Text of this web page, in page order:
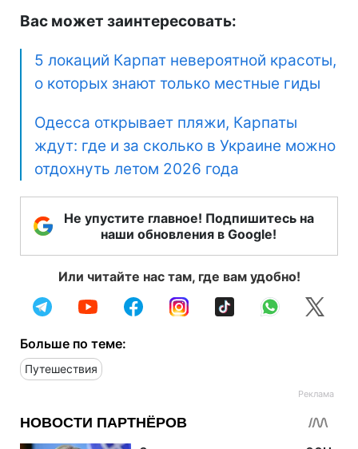
Вас может заинтересовать:
5 локаций Карпат невероятной красоты,
о которых знают только местные гиды
Одесса открывает пляжи, Карпаты
ждут: где и за сколько в Украине можно
отдохнуть летом 2026 года
Не упустите главное! Подпишитесь на
наши обновления в Google!
Или читайте нас там, где вам удобно!
Больше по теме:
Путешествия